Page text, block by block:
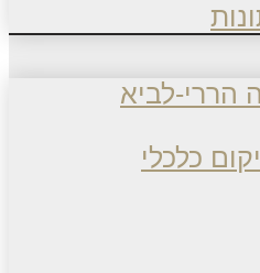
לביא
כלכלי